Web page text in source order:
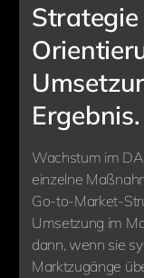
Ergebnis.
Wachstum im
einzelne
Go-to-Market-
Umsetzung im
dann, wenn sie
Marktzugänge